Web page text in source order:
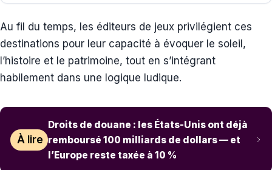
Au fil du temps, les éditeurs de jeux privilégient ces
destinations pour leur capacité à évoquer le soleil,
l’histoire et le patrimoine, tout en s’intégrant
habilement dans une logique ludique.
À lire
Droits de douane : les États-Unis ont déjà
remboursé 100 milliards de dollars — et
l’Europe reste taxée à 10 %